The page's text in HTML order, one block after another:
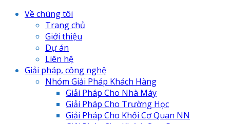
Về chúng tôi
Trang chủ
Giới thiệu
Dự án
Liên hệ
Giải pháp, công nghệ
Nhóm Giải Pháp Khách Hàng
Giải Pháp Cho Nhà Máy
Giải Pháp Cho Trường Học
Giải Pháp Cho Khối Cơ Quan NN